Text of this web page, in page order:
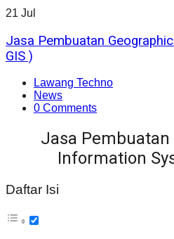
21 Jul
Jasa Pembuatan
GIS )
Lawang Techno
News
0 Comments
Jasa Pembuatan
Information
Daftar Isi